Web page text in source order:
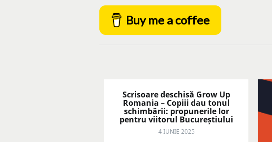
Buy me a coffee
Scrisoare deschisă Grow Up
Romania – Copiii dau tonul
schimbării: propunerile lor
pentru viitorul Bucureștiului
4 IUNIE 2025